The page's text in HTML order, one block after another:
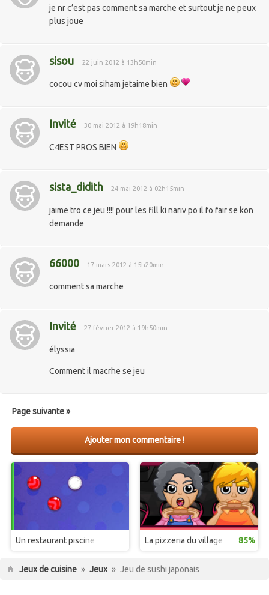
je nr c’est pas comment sa marche et surtout je ne peux
plus joue
sisou 22 juin 2012 à 13h50min
cocou cv moi siham jetaime bien
Invité 30 mai 2012 à 19h18min
C4EST PROS BIEN
sista_didith 24 mai 2012 à 02h15min
jaime tro ce jeu !!!! pour les fill ki nariv po il fo fair se kon
demande
66000 17 mars 2012 à 15h20min
comment sa marche
Invité 27 février 2012 à 19h50min
élyssia
Comment il macrhe se jeu
Page suivante »
Ajouter mon commentaire !
Un restaurant piscine La pizzeria du village 85%
Jeux de cuisine » Jeux » Jeu de sushi japonais